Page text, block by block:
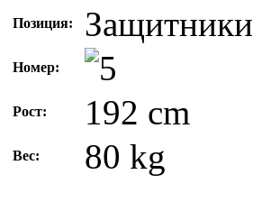
Позиция: Защитники
Номер:
Рост: 192 cm
Вес: 80 kg